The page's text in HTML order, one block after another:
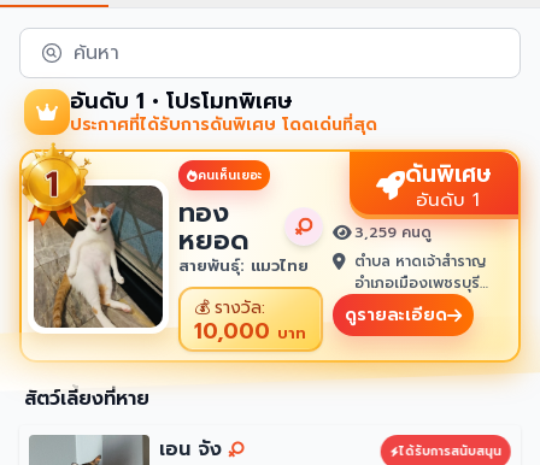
ค้นหา
อันดับ 1 • โปรโมทพิเศษ
ประกาศที่ได้รับการดันพิเศษ โดดเด่นที่สุด
คนเห็นเยอะ
ทอง
หยอด
สายพันธุ์: แมวไทย
💰รางวัล:
10,000 บาท
ดันพิเศษ
อันดับ 1
3,259 คนดู
ตำบล หาดเจ้าสำราญ
อำเภอเมืองเพชรบุรี
เพชรบุรี 76100
ดูรายละเอียด
สัตว์เลี้ยงที่หาย
เอน จัง
ได้รับการสนับสนุน